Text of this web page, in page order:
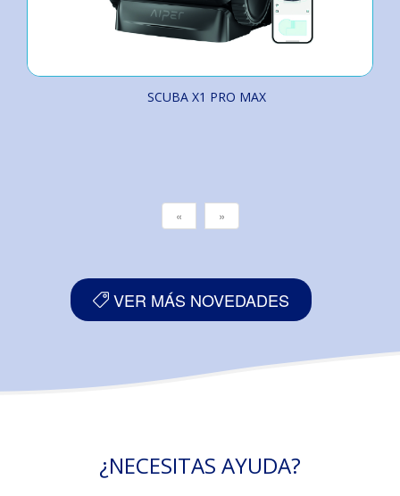
SCUBA X1 PRO MAX
« »
VER MÁS NOVEDADES
¿NECESITAS AYUDA?